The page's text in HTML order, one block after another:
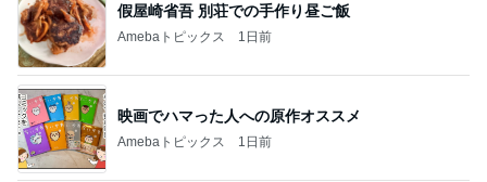
假屋崎省吾 別荘での手作り昼ご飯
Amebaトピックス 1日前
映画でハマった人への原作オススメ
Amebaトピックス 1日前